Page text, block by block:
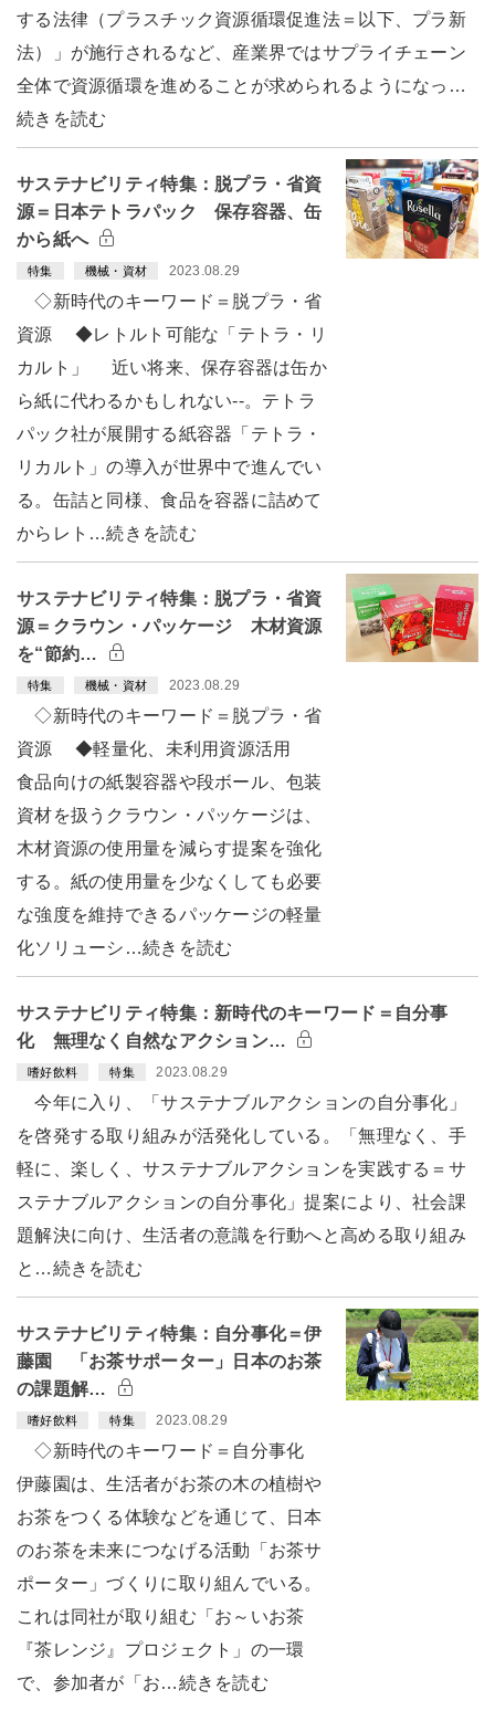
する法律（プラスチック資源循環促進法＝以下、プラ新
法）」が施行されるなど、産業界ではサプライチェーン
全体で資源循環を進めることが求められるようになっ…
続きを読む
サステナビリティ特集：脱プラ・省資
源＝日本テトラパック 保存容器、缶
から紙へ
特集 機械・資材 2023.08.29
◇新時代のキーワード＝脱プラ・省
資源 ◆レトルト可能な「テトラ・リ
カルト」 近い将来、保存容器は缶か
ら紙に代わるかもしれない--。テトラ
パック社が展開する紙容器「テトラ・
リカルト」の導入が世界中で進んでい
る。缶詰と同様、食品を容器に詰めて
からレト…続きを読む
サステナビリティ特集：脱プラ・省資
源＝クラウン・パッケージ 木材資源
を“節約…
特集 機械・資材 2023.08.29
◇新時代のキーワード＝脱プラ・省
資源 ◆軽量化、未利用資源活用
食品向けの紙製容器や段ボール、包装
資材を扱うクラウン・パッケージは、
木材資源の使用量を減らす提案を強化
する。紙の使用量を少なくしても必要
な強度を維持できるパッケージの軽量
化ソリューシ…続きを読む
サステナビリティ特集：新時代のキーワード＝自分事
化 無理なく自然なアクション…
嗜好飲料 特集 2023.08.29
今年に入り、「サステナブルアクションの自分事化」
を啓発する取り組みが活発化している。「無理なく、手
軽に、楽しく、サステナブルアクションを実践する＝サ
ステナブルアクションの自分事化」提案により、社会課
題解決に向け、生活者の意識を行動へと高める取り組み
と…続きを読む
サステナビリティ特集：自分事化＝伊
藤園 「お茶サポーター」日本のお茶
の課題解…
嗜好飲料 特集 2023.08.29
◇新時代のキーワード＝自分事化
伊藤園は、生活者がお茶の木の植樹や
お茶をつくる体験などを通じて、日本
のお茶を未来につなげる活動「お茶サ
ポーター」づくりに取り組んでいる。
これは同社が取り組む「お～いお茶
『茶レンジ』プロジェクト」の一環
で、参加者が「お…続きを読む